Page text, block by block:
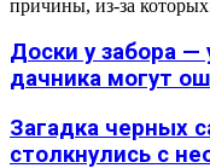
причины, из-за
Доски у забора
дачника могут
Загадка черных
столкнулись с